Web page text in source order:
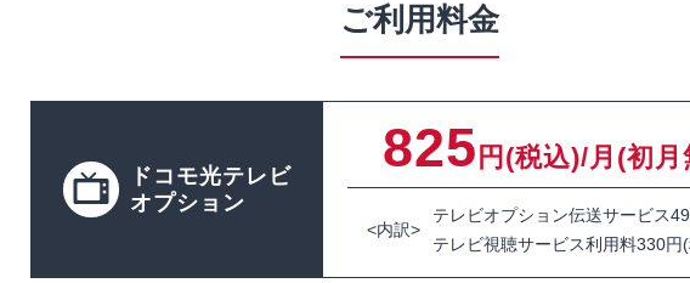
ご利用料金
ドコモ光テレビ
オプション
825 円(税込)/月(初月
<内訳>
テレビオプション伝送サービス
テレビ視聴サービス利用料330円